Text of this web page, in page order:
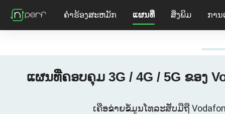
ຄໍາຮ້ອງສະຫມັກ ແຜນທີ່ ສິ່ງພິມ ການ
ແຜນທີ່ຄອບຄຸມ 3G / 4G / 5G ຂອງ
ເຄືອຂ່າຍຂໍ້ມູນໂທລະສັບມືຖື